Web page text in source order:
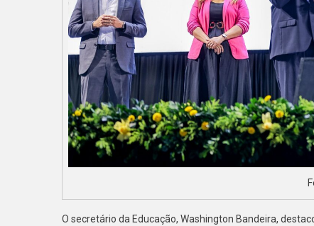
O secretário da Educação, Washington Bandeira,